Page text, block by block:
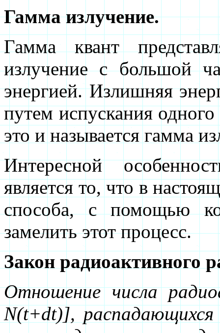
Гамма излучение.
Гамма квант
излучение с большой
энергией. Излишняя
путем испускания
это и называется гамма
Интересной
является то, что в
способа, с помощью
замелить этот процесс.
Закон радиоактивного
Отношение числа
N(t+dt)], распадающихся